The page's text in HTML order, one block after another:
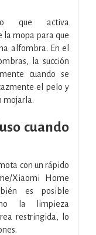
que activa
mopa para que
alfombra. En el
la succión
cuando se
el pelo y
mojarla.
cuando
con un rápido
Xiaomi Home
es posible
la limpieza
restringida, lo